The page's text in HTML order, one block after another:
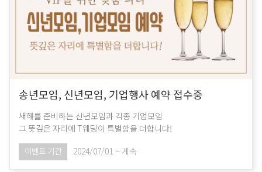
송년모임, 신년모임, 기업행사 예약 접수중
새해를 준비하는 신년모임과 각종 기업모임
그 뜻깊은 자리에 T웨딩이 특별함을 더합니다!
이벤트 기간
2024/07/01 ~ 계속